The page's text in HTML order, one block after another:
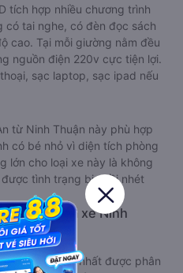
tích hợp nhiều chương trình
có tai nghe, có đèn đọc sách
cao. Tại mỗi giường nằm đều
nguồn điện 220v cực tiện lợi.
sạc laptop, sạc ipad nếu
từ Ninh Thuận này phù hợp
có bé nhỏ vì diện tích phòng
lớn cho loại xe này là không
tình trạng bị nhồi nhét
giá nhà xe Ninh
Thuận tốt nhất được phân